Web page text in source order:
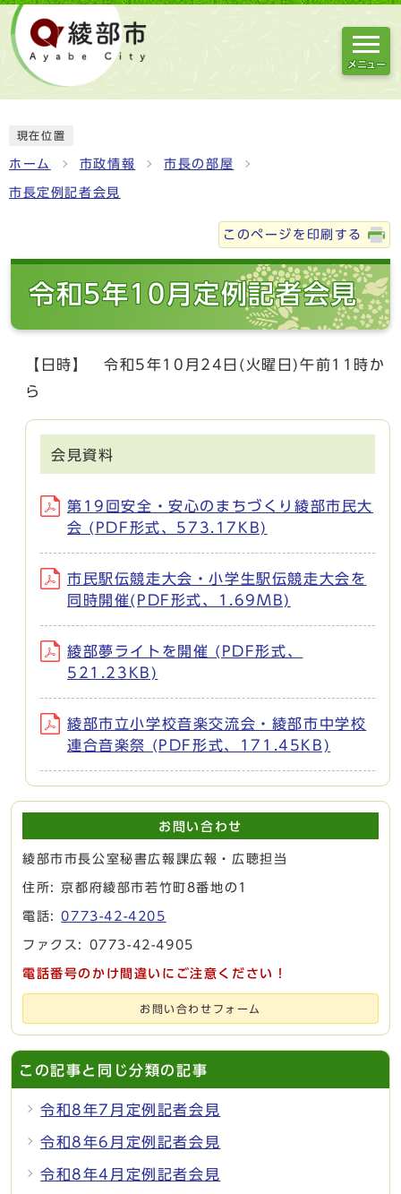
メニュー
現在位置
ホーム 市政情報 市長の部屋
市長定例記者会見
このページを印刷する
令和5年10月定例記者会見
【日時】 令和5年10月24日(火曜日)午前11時か
ら
会見資料
第19回安全・安心のまちづくり綾部市民大
会 (PDF形式、573.17KB)
市民駅伝競走大会・小学生駅伝競走大会を
同時開催(PDF形式、1.69MB)
綾部夢ライトを開催 (PDF形式、
521.23KB)
綾部市立小学校音楽交流会・綾部市中学校
連合音楽祭 (PDF形式、171.45KB)
お問い合わせ
綾部市市長公室秘書広報課広報・広聴担当
住所: 京都府綾部市若竹町8番地の1
電話:0773-42-4205
ファクス: 0773-42-4905
電話番号のかけ間違いにご注意ください！
お問い合わせフォーム
この記事と同じ分類の記事
令和8年7月定例記者会見
令和8年6月定例記者会見
令和8年4月定例記者会見